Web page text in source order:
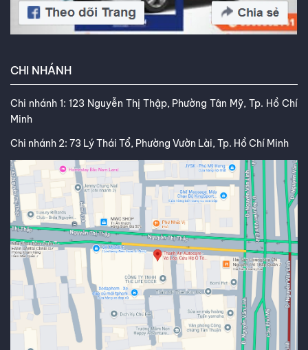
CHI NHÁNH
Chi nhánh 1: 123 Nguyễn Thị Thập, Phường Tân Mỹ, Tp. Hồ Chí
Minh
Chi nhánh 2: 73 Lý Thái Tổ, Phường Vườn Lài, Tp. Hồ Chí Minh